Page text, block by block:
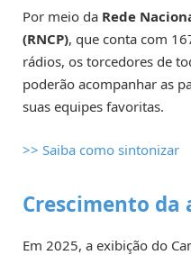
Por meio da Rede
(RNCP), que conta com
rádios, os torcedores de
poderão acompanhar as
suas equipes favoritas.
>> Saiba como sintonizar
Crescimento da
Em 2025, a exibição do